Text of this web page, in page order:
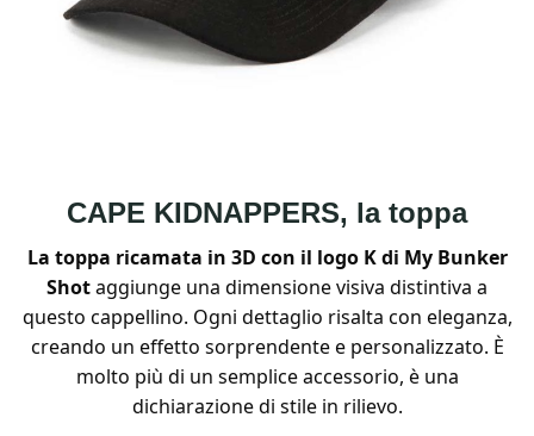
CAPE KIDNAPPERS, la toppa
La toppa ricamata in 3D con il logo K di My Bunker
Shotaggiunge una dimensione visiva distintiva a
questo cappellino. Ogni dettaglio risalta con eleganza,
creando un effetto sorprendente e personalizzato. È
molto più di un semplice accessorio, è una
dichiarazione di stile in rilievo.